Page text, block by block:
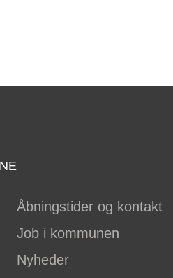
Åbningstider og kontakt
Job i kommunen
Nyheder